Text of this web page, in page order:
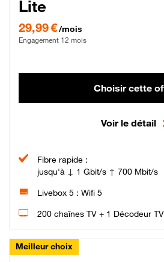
Lite
29,99 €/mois
Engagement 12 mois
Choisir cette
Voir le détail
Fibre rapide :
jusqu'à ↓ 1 Gbit/s ↑ 700 Mbit/s
Livebox 5 : Wifi 5
200 chaînes TV + 1 Décodeur
Meilleur choix